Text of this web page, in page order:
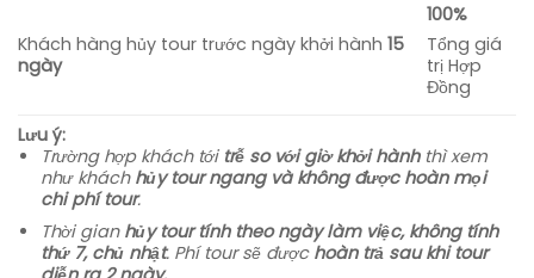
Khách hàng hủy tour trước ngày khởi hành 15
ngày
100%
Tổng giá
trị Hợp
Đồng
Lưu ý:
Trường hợp khách tới trễ so với giờ khởi hànhthì xem
như khách hủy tour ngang và không được hoàn mọi
chi phí tour.
Thời gian hủy tour tính theo ngày làm việc, không tính
thứ 7, chủ nhật. Phí tour sẽ được hoàn trả sau khi tour